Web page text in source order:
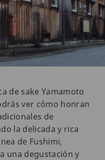
de sake Yamamoto
ver cómo honran
de
la delicada y rica
de Fushimi,
una degustación y